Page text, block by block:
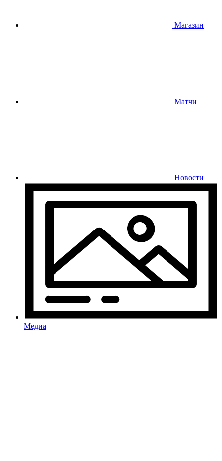
Магазин
Матчи
Новости
Медиа